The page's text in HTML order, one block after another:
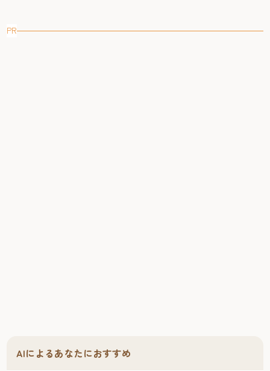
PR
AIによるあなたにおすすめ